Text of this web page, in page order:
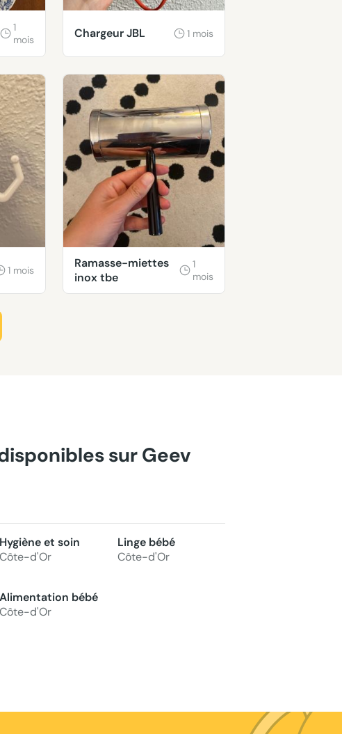
1
mois
Chargeur JBL 1 mois
1 mois
Ramasse-miettes
inox tbe
1
mois
sur Geev
Hygiène et soin
Côte-d'Or
Linge bébé
Côte-d'Or
Alimentation bébé
Côte-d'Or